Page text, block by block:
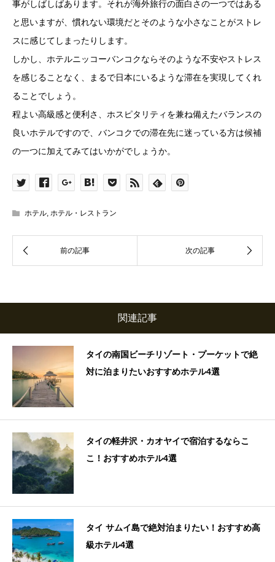
事がしばしばあります。それが海外旅行の面白さの一つではある
と思いますが、慣れない環境だとそのような小さなことがストレ
スに感じてしまったりします。
しかし、ホテルニッコーバンコクならそのような不安やストレス
を感じることなく、まるで日本にいるような滞在を実現してくれ
ることでしょう。
程よい高級感と便利さ、ホスピタリティを兼ね備えたバランスの
良いホテルですので、バンコクでの滞在先に迷っている方は候補
の一つに加えてみてはいかがでしょうか。
ホテル ホテル・レストラン
関連記事
タイの南国ビーチリゾート・プーケットで絶
対に泊まりたいおすすめホテル4選
タイの軽井沢・カオヤイで宿泊するならこ
こ！おすすめホテル4選
タイ サムイ島で絶対泊まりたい！おすすめ高
級ホテル4選